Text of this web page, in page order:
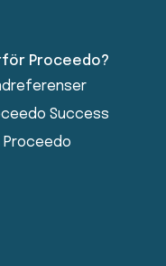
Proceedo?
Success
Proceedo